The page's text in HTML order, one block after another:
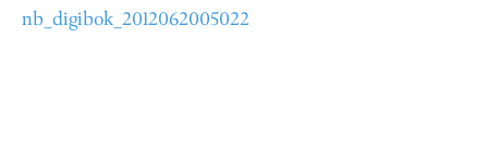
nb_digibok_2012062005022